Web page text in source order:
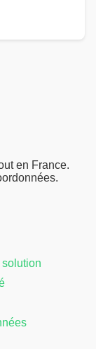
en France.